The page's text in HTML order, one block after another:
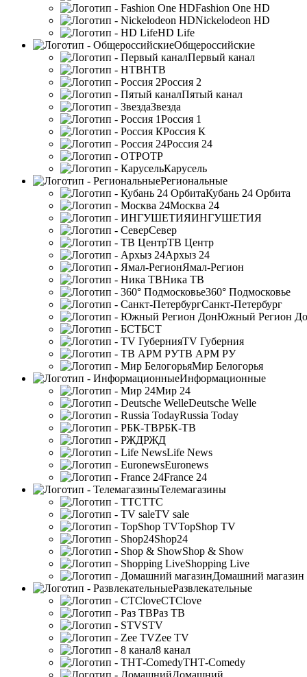
Fashion One HD
Nickelodeon HD
HD Life
Общероссийские
Первый канал
НТВ
Россия 2
Пятый канал
Звезда
Россия 1
Россия К
Россия 24
ОТР
Карусель
Региональные
Кубань 24 Орбита
Москва 24
ИНГУШЕТИЯ
Север
ТВ Центр
Архыз 24
Ямал-Регион
Ника ТВ
360° Подмосковье
Санкт-Петербург
Южный Регион
БСТ
TV Губерния
ТВ АРМ РУ
Мир Белогорья
Информационные
Мир 24
Deutsche Welle
Russia Today
РБК-ТВ
РЖД
Life News
Euronews
France 24
Телемагазины
ТТС
TV sale
TopShop TV
Shop24
Shop & Show
Shopping Live
Домашний магазин
Развлекательные
СТСlove
Раз ТВ
STV
Zee TV
8 канал
ТНТ-Comedy
Домашний